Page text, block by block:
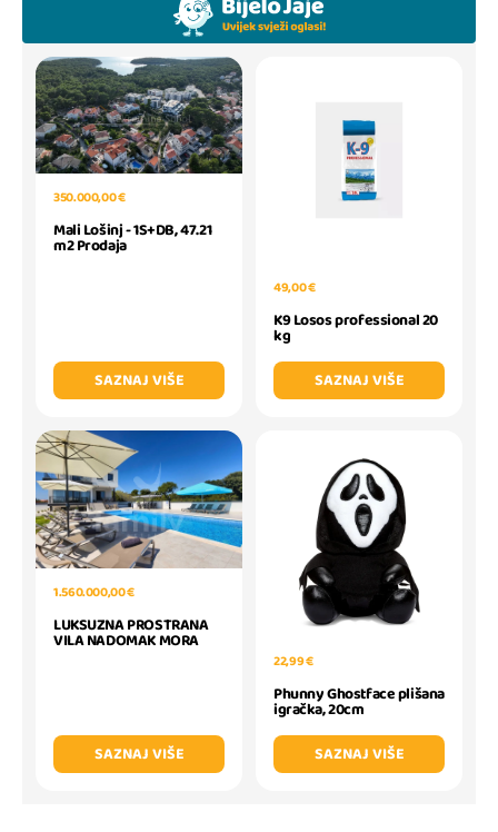
350.000,00 €
Mali Lošinj - 1S+DB, 47.21
m2 Prodaja
SAZNAJ VIŠE
49,00 €
K9 Losos professional 20
kg
SAZNAJ VIŠE
1.560.000,00 €
LUKSUZNA PROSTRANA
VILA NADOMAK MORA
SAZNAJ VIŠE
22,99 €
Phunny Ghostface plišana
igračka, 20cm
SAZNAJ VIŠE